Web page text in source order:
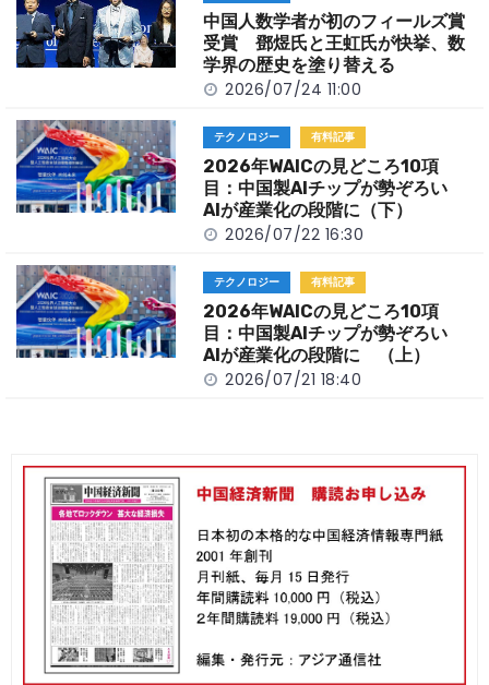
o
k
k
中国人数学者が初のフィールズ賞
受賞 鄧煜氏と王虹氏が快挙、数
学界の歴史を塗り替える
2026/07/24 11:00
テクノロジー 有料記事
2026年WAICの見どころ10項
目：中国製AIチップが勢ぞろい
AIが産業化の段階に（下）
2026/07/22 16:30
テクノロジー 有料記事
2026年WAICの見どころ10項
目：中国製AIチップが勢ぞろい
AIが産業化の段階に （上）
2026/07/21 18:40